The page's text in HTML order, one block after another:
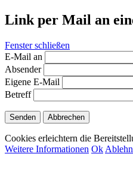
Link per Mail an
Fenster schließen
E-Mail an
Absender
Eigene E-Mail
Betreff
Senden Abbrechen
Cookies erleichtern die
Weitere Informationen Ok